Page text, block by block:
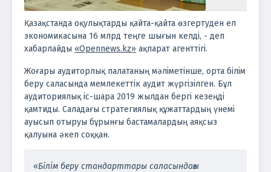
Қазақстанда оқулықтарды қайта-қайта өзгертуден ел
экономикасына 16 млрд теңге шығын келді, - деп
хабарлайды «Opennews.kz» ақпарат агенттігі.
Жоғары аудиторлық палатаның мәліметінше, орта білім
беру саласында мемлекеттік аудит жүргізілген. Бұл
аудиториялық іс-шара 2019 жылдан бергі кезеңді
қамтиды. Саладағы стратегиялық құжаттардың үнемі
ауысып отыруы бұрынғы бастамалардың аяқсыз
қалуына әкеп соққан.
«Білім беру стандарттары саласындағы